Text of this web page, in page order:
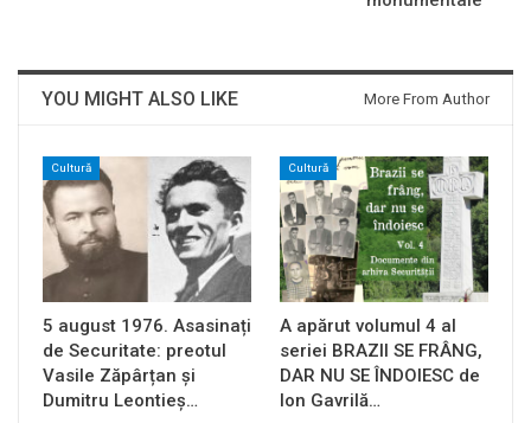
YOU MIGHT ALSO LIKE More From Author
Cultură
5 august 1976. Asasinați
de Securitate: preotul
Vasile Zăpârțan și
Dumitru Leontieș…
Cultură
A apărut volumul 4 al
seriei BRAZII SE FRÂNG,
DAR NU SE ÎNDOIESC de
Ion Gavrilă…